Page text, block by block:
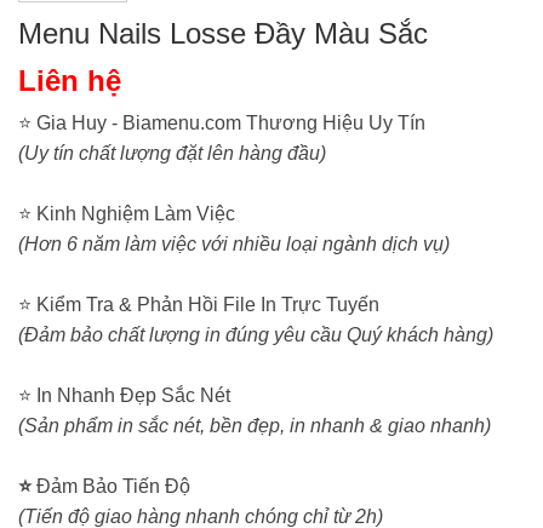
Menu Nails Losse Đầy Màu Sắc
Liên hệ
⭐ Gia Huy - Biamenu.com Thương Hiệu Uy Tín
(Uy tín chất lượng đặt lên hàng đầu)
⭐ Kinh Nghiệm Làm Việc
(Hơn 6 năm làm việc với nhiều loại ngành dịch vụ)
⭐ Kiểm Tra & Phản Hồi File In Trực Tuyến
(Đảm bảo chất lượng in đúng yêu cầu Quý khách hàng)
⭐ In Nhanh Đẹp Sắc Nét
(Sản phẩm in sắc nét, bền đẹp, in nhanh & giao nhanh)
⭐Đảm Bảo Tiến Độ
(Tiến độ giao hàng nhanh chóng chỉ từ 2h)